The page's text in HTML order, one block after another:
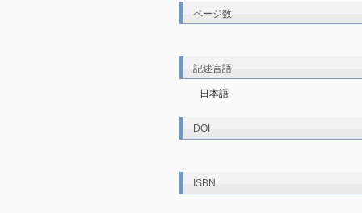
ページ数
記述言語
日本語
DOI
ISBN